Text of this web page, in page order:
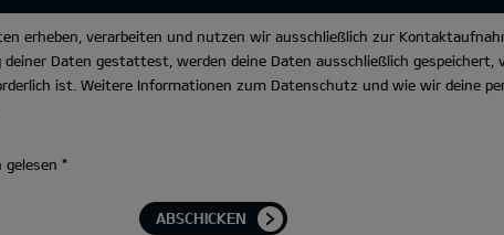
erheben, verarbeiten und nutzen wir ausschließlich zur
Daten gestattest, werden deine Daten ausschließlich
ist. Weitere Informationen zum Datenschutz und wie wir deine
*
ABSCHICKEN